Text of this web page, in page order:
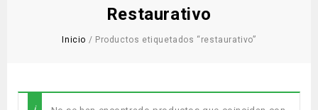
Restaurativo
Inicio / Productos etiquetados “restaurativo”